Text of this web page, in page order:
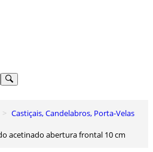
Castiçais, Candelabros, Porta-Velas
acetinado abertura frontal 10 cm